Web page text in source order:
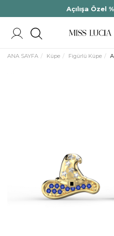
Açılışa Özel
ANA SAYFA Küpe Figürlü Küpe